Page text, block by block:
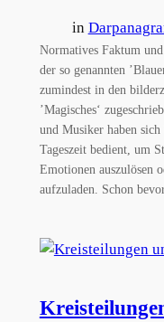
in
Normatives Faktum
der so genannten
zumindest in den
’Magisches‘
und Musiker haben
Tageszeit bedient, um
Emotionen auszulösen
aufzuladen. Schon